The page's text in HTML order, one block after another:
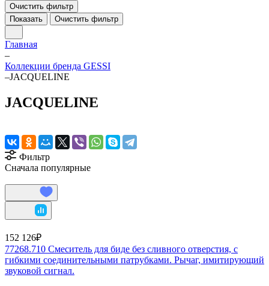
Очистить фильтр
Показать
Очистить фильтр
Главная
–
Коллекции бренда GESSI
–JACQUELINE
JACQUELINE
Фильтр
Сначала популярные
152 126₽
77268.710 Смеситель для биде без сливного отверстия, с
гибкими соединительными патрубками. Рычаг, имитирующий
звуковой сигнал.